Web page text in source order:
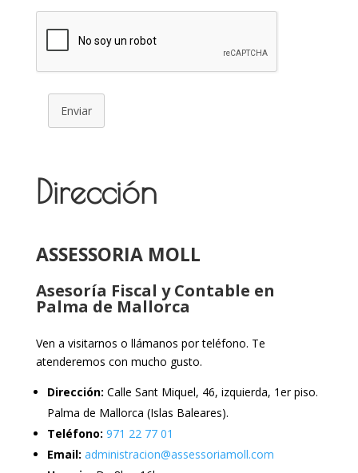
Enviar
Dirección
ASSESSORIA MOLL
Asesoría Fiscal y Contable en
Palma de Mallorca
Ven a visitarnos o llámanos por teléfono. Te
atenderemos con mucho gusto.
Dirección: Calle Sant Miquel, 46, izquierda, 1er piso.
Palma de Mallorca (Islas Baleares).
Teléfono: 971 22 77 01
Email: administracion@assessoriamoll.com